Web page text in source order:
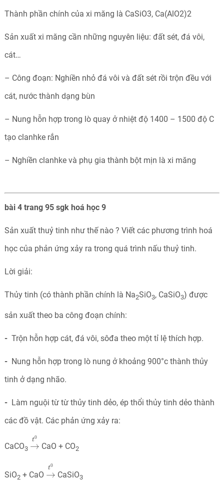
Thành phần chính của xi măng là CaSiO3, Ca(AlO2)2
Sản xuất xi măng cần những nguyên liệu: đất sét, đá vôi,
cát…
– Công đoạn: Nghiền nhỏ đá vôi và đất sét rồi trộn đều với
cát, nước thành dạng bùn
– Nung hỗn hợp trong lò quay ở nhiệt độ 1400 – 1500 độ C
tạo clanhke rắn
– Nghiền clanhke và phụ gia thành bột mịn là xi măng
bài 4 trang 95 sgk hoá học 9
Sản xuất thuỷ tinh như thế nào ? Viết các phương trình hoá
học của phản ứng xảy ra trong quá trình nấu thuỷ tinh.
Lời giải:
Thủy tinh (có thành phần chính là Na2SiO3, CaSiO3) được
sản xuất theo ba công đoạn chính:
- Trộn hỗn hợp cát, đá vôi, sôđa theo một tỉ lệ thích hợp.
- Nung hỗn hợp trong lò nung ở khoảng 900°c thành thủy
tinh ở dạng nhão.
- Làm nguội từ từ thủy tinh dẻo, ép thổi thủy tinh dẻo thành
các đồ vật. Các phản ứng xảy ra:
CaCO3
t0
→
→
CaO + CO2
SiO2+ CaO
t0
→
→
CaSiO3